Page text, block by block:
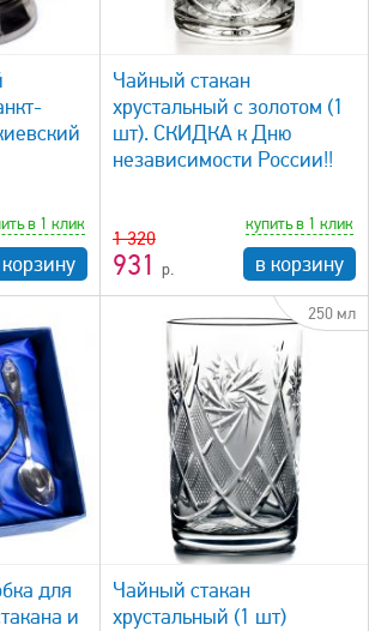
в 1 клик
Чайный стакан
хрустальный с золотом (1
шт). СКИДКА к Дню
независимости России!!
1 320
931
купить в 1 клик
в корзину
для
и
250 мл
Чайный стакан
хрустальный (1 шт)